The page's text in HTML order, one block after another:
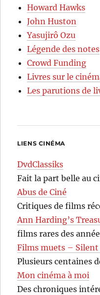
Howard Hawks
John Huston
Yasujirô Ozu
Légende des notes
Crowd Funding
Livres sur le
Les parutions de
LIENS CINÉMA
DvdClassiks
Fait la part belle au
Abus de Ciné
Critiques de films
Ann Harding’s
films rares des
Films muets – Silent
Plusieurs centaines
Mon cinéma à moi
Des chroniques